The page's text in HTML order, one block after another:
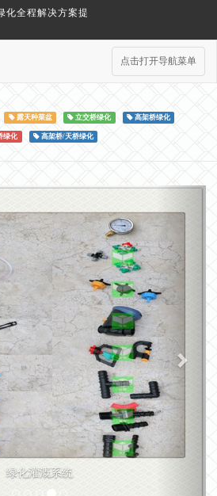
全程解决方案提
点击打开导航菜单
露天种菜盆 立交桥绿化 高架桥绿化
绿化 高架桥/天桥绿化
绿化灌溉系统